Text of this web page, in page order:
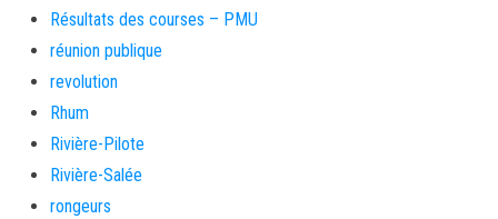
Résultats des courses – PMU
réunion publique
revolution
Rhum
Rivière-Pilote
Rivière-Salée
rongeurs